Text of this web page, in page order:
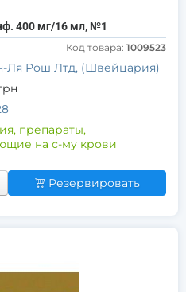
400 мг/16 мл, №1
Код товара: 1009523
Ля Рош Лтд, (Швейцария)
препараты,
на с-му крови
Резервировать